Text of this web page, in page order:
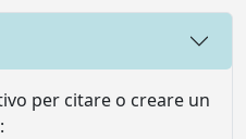
per citare o creare un